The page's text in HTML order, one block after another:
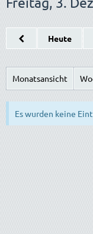
Heute
Monatsansicht
Es wurden keine